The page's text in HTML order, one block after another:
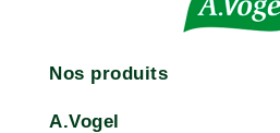
Nos produits
A.Vogel